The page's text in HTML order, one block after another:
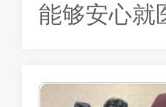
能够安心就